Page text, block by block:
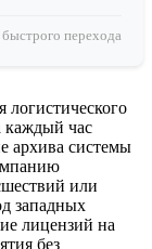
перехода
логистического
каждый час
архива системы
или
западных
лицензий на
без